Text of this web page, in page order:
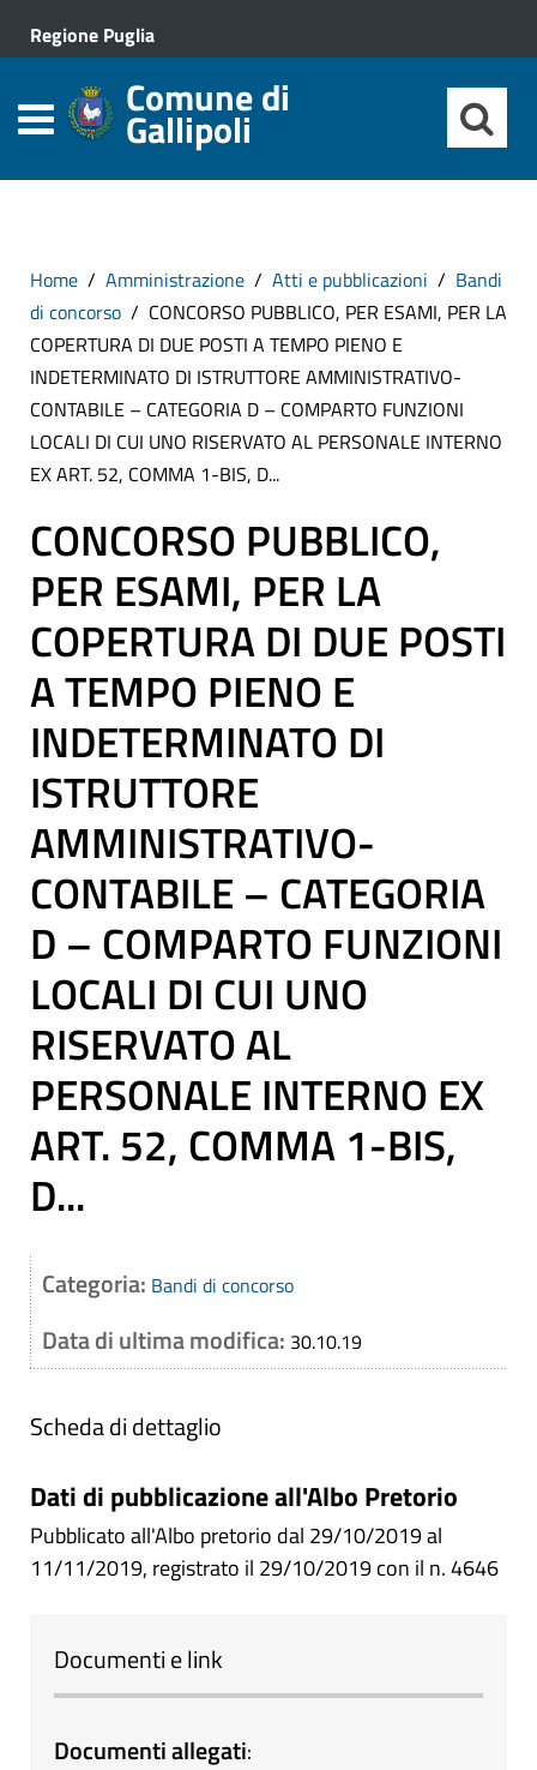
Regione Puglia
Comune di
Gallipoli
Home Amministrazione Atti e pubblicazioni
Bandi
di concorso
CONCORSO PUBBLICO, PER ESAMI, PER LA
COPERTURA DI DUE POSTI A TEMPO PIENO E
INDETERMINATO DI ISTRUTTORE AMMINISTRATIVO-
CONTABILE – CATEGORIA D – COMPARTO FUNZIONI
LOCALI DI CUI UNO RISERVATO AL PERSONALE INTERNO
EX ART. 52, COMMA 1-BIS, D...
CONCORSO PUBBLICO,
PER ESAMI, PER LA
COPERTURA DI DUE POSTI
A TEMPO PIENO E
INDETERMINATO DI
ISTRUTTORE
AMMINISTRATIVO-
CONTABILE – CATEGORIA
D – COMPARTO FUNZIONI
LOCALI DI CUI UNO
RISERVATO AL
PERSONALE INTERNO EX
ART. 52, COMMA 1-BIS,
D...
Categoria: Bandi di concorso
Data di ultima modifica: 30.10.19
Scheda di dettaglio
Dati di pubblicazione all'Albo Pretorio
Pubblicato all'Albo pretorio dal 29/10/2019 al
11/11/2019, registrato il 29/10/2019 con il n. 4646
Documenti e link
Documenti allegati: